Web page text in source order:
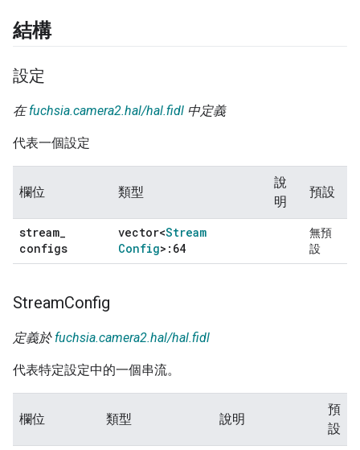
結構
設定
在fuchsia.camera2.hal/hal.fidl 中定義
代表一個設定
欄位 類型
說
明
預設
stream_
configs
vector<Stream
Config>:64
無預
設
StreamConfig
定義於 fuchsia.camera2.hal/hal.fidl
代表特定設定中的一個串流。
欄位 類型 說明
預
設